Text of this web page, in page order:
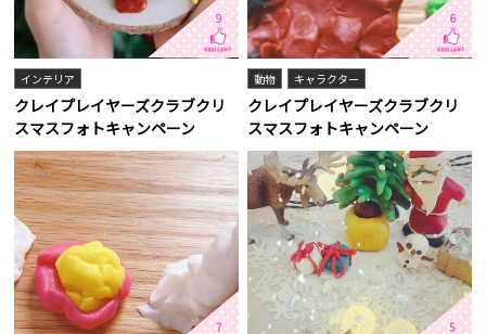
9
インテリア
クレイプレイヤーズクラブクリ
スマスフォトキャンペーン
6
動物 キャラクター
クレイプレイヤーズクラブクリ
スマスフォトキャンペーン
7 5